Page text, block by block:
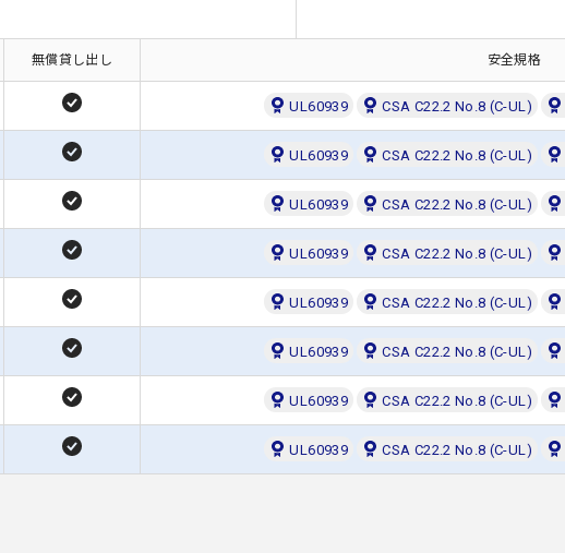
無償貸し出し 安全規格
UL60939 CSA C22.2 No.8 (C-UL)
UL60939 CSA C22.2 No.8 (C-UL)
UL60939 CSA C22.2 No.8 (C-UL)
UL60939 CSA C22.2 No.8 (C-UL)
UL60939 CSA C22.2 No.8 (C-UL)
UL60939 CSA C22.2 No.8 (C-UL)
UL60939 CSA C22.2 No.8 (C-UL)
UL60939 CSA C22.2 No.8 (C-UL)